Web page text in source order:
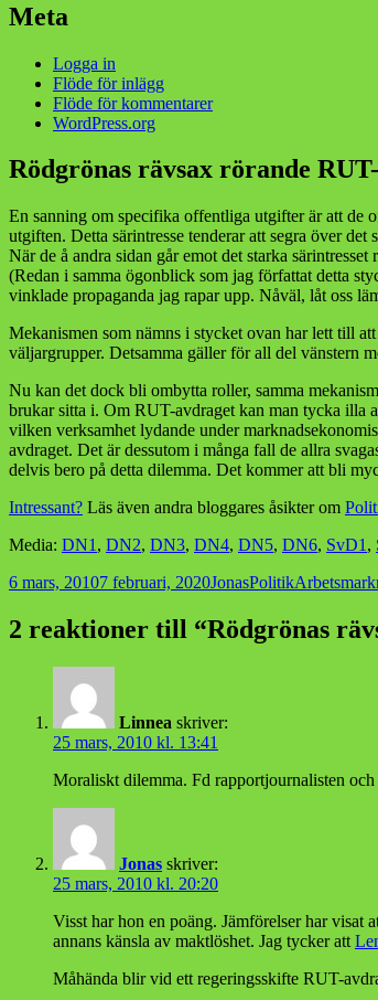
Meta
Logga in
Flöde för inlägg
Flöde för kommentarer
WordPress.org
Rödgrönas rävsax rörande
En sanning om specifika offentliga utgifter är att de
utgiften. Detta särintresse tenderar att segra över
När de å andra sidan går emot det starka
(Redan i samma ögonblick som jag författat detta
vinklade propaganda jag rapar upp. Nåväl, låt oss
Mekanismen som nämns i stycket ovan har lett till
väljargrupper. Detsamma gäller för all del vänstern
Nu kan det dock bli ombytta roller, samma
brukar sitta i. Om RUT-avdraget kan man tycka illa
vilken verksamhet lydande under
avdraget. Det är dessutom i många fall de allra
delvis bero på detta dilemma. Det kommer att bli
Intressant? Läs även andra bloggares åsikter om
Media: DN1 , DN2, DN3, DN4, DN5, DN6, SvD1 ,
Postat
6 mars, 20107 februari, 2020Författare
JonasKategorier
PolitikTaggar
2 reaktioner till “Rödgrönas
Linnea skriver:
25 mars, 2010 kl. 13:41
Moraliskt dilemma. Fd rapportjournalisten
Jonas skriver:
25 mars, 2010 kl. 20:20
Visst har hon en poäng. Jämförelser har visat
annans känsla av maktlöshet. Jag tycker att
Måhända blir vid ett regeringsskifte RUT-